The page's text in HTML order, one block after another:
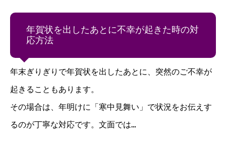
年賀状を出したあとに不幸が起きた時の対
応方法
年末ぎりぎりで年賀状を出したあとに、突然のご不幸が
起きることもあります。
その場合は、年明けに「寒中見舞い」で状況をお伝えす
るのが丁寧な対応です。 文面では…